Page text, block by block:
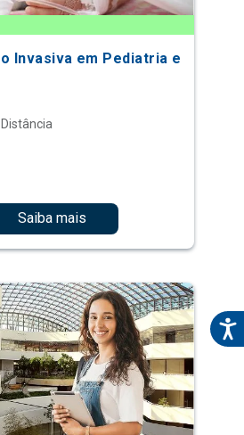
Invasiva em Pediatria e
Saiba mais